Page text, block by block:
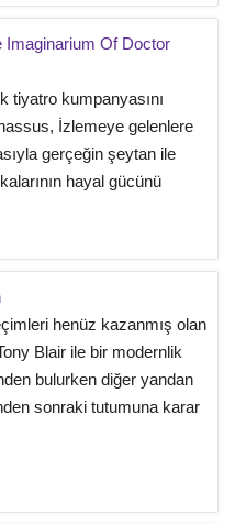
Imaginarium Of Doctor
tiyatro kumpanyasını
İzlemeye gelenlere
gerçeğin şeytan ile
hayal gücünü
henüz kazanmış olan
Blair ile bir modernlik
bulurken diğer yandan
sonraki tutumuna karar